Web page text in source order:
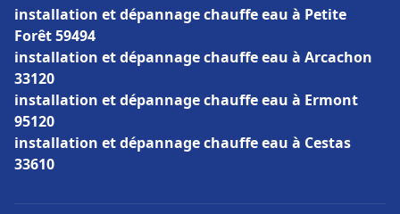
installation et dépannage chauffe eau à Petite
Forêt 59494
installation et dépannage chauffe eau à Arcachon
33120
installation et dépannage chauffe eau à Ermont
95120
installation et dépannage chauffe eau à Cestas
33610